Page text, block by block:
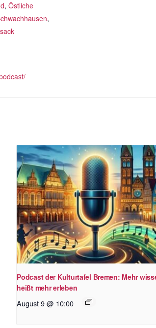
, Östliche
,
Podcast der Kulturtafel Bremen: Mehr
heißt mehr erleben
August 9 @ 10:00